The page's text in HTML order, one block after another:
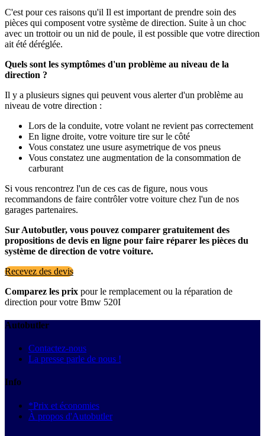
C'est pour ces raisons qu'il Il est important de prendre soin des
pièces qui composent votre système de direction. Suite à un choc
avec un trottoir ou un nid de poule, il est possible que votre direction
ait été déréglée.
Quels sont les symptômes d'un problème au niveau de la
direction ?
Il y a plusieurs signes qui peuvent vous alerter d'un problème au
niveau de votre direction :
Lors de la conduite, votre volant ne revient pas correctement
En ligne droite, votre voiture tire sur le côté
Vous constatez une usure asymetrique de vos pneus
Vous constatez une augmentation de la consommation de
carburant
Si vous rencontrez l'un de ces cas de figure, nous vous
recommandons de faire contrôler votre voiture chez l'un de nos
garages partenaires.
Sur Autobutler, vous pouvez comparer gratuitement des
propositions de devis en ligne pour faire réparer les pièces du
système de direction de votre voiture.
Recevez des devis
Comparez les prix pour le remplacement ou la réparation de
direction pour votre Bmw 520I
Autobutler
Contactez-nous
La presse parle de nous !
Info
*Prix et économies
À propos d'Autobutler